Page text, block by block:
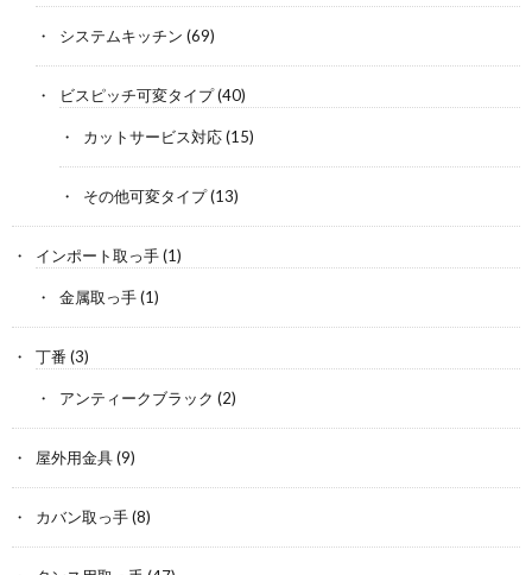
システムキッチン (69)
ビスピッチ可変タイプ(40)
カットサービス対応(15)
その他可変タイプ(13)
インポート取っ手(1)
金属取っ手(1)
丁番 (3)
アンティークブラック (2)
屋外用金具(9)
カバン取っ手(8)